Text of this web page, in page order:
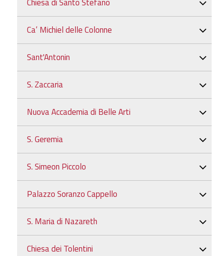
Chiesa di Santo Stefano
Ca’ Michiel delle Colonne
Sant'Antonin
S. Zaccaria
Nuova Accademia di Belle Arti
S. Geremia
S. Simeon Piccolo
Palazzo Soranzo Cappello
S. Maria di Nazareth
Chiesa dei Tolentini